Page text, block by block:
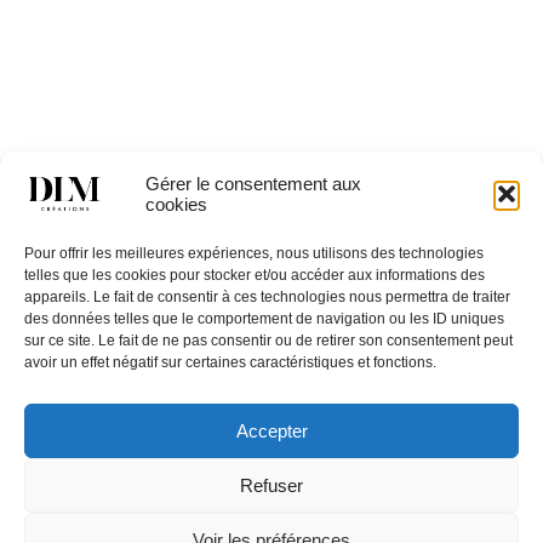
Gérer le consentement aux
cookies
Pour offrir les meilleures expériences, nous utilisons des technologies
telles que les cookies pour stocker et/ou accéder aux informations des
appareils. Le fait de consentir à ces technologies nous permettra de traiter
des données telles que le comportement de navigation ou les ID uniques
sur ce site. Le fait de ne pas consentir ou de retirer son consentement peut
avoir un effet négatif sur certaines caractéristiques et fonctions.
Accepter
Refuser
NORMAN 1TB
Catégories TABLES,Tables basses & consoles
Restons en